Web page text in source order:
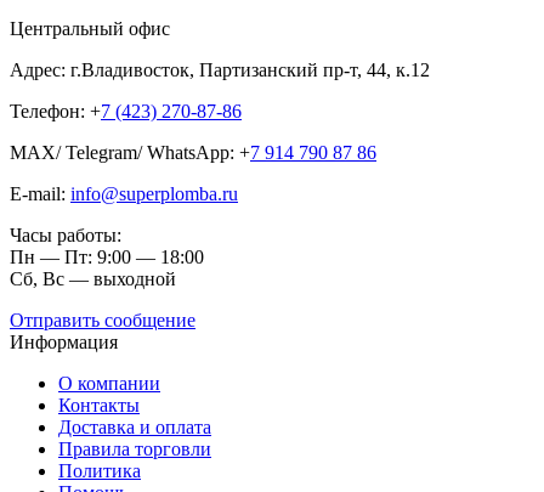
Центральный офис
Адрес: г.Владивосток, Партизанский пр-т, 44, к.12
Телефон: +7 (423) 270-87-86
MAX/ Telegram/ WhatsApp: +7 914 790 87 86
E-mail: info@superplomba.ru
Часы работы:
Пн — Пт: 9:00 — 18:00
Сб, Вc — выходной
Отправить сообщение
Информация
О компании
Контакты
Доставка и оплата
Правила торговли
Политика